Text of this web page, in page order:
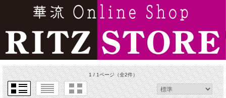
1 / 1ページ（全2件）